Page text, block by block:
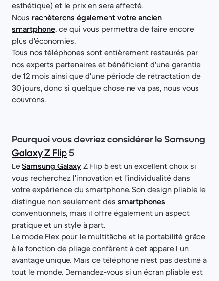
esthétique) et le prix en sera affecté.
Nous rachèterons également votre ancien
smartphone, ce qui vous permettra de faire encore
plus d'économies.
Tous nos téléphones sont entièrement restaurés par
nos experts partenaires et bénéficient d'une garantie
de 12 mois ainsi que d'une période de rétractation de
30 jours, donc si quelque chose ne va pas, nous vous
couvrons.
Pourquoi vous devriez considérer le Samsung
Galaxy Z Flip5
Le Samsung Galaxy Z Flip 5 est un excellent choix si
vous recherchez l'innovation et l'individualité dans
votre expérience du smartphone. Son design pliable le
distingue non seulement des smartphones
conventionnels, mais il offre également un aspect
pratique et un style à part.
Le mode Flex pour le multitâche et la portabilité grâce
à la fonction de pliage confèrent à cet appareil un
avantage unique. Mais ce téléphone n'est pas destiné à
tout le monde. Demandez-vous si un écran pliable est